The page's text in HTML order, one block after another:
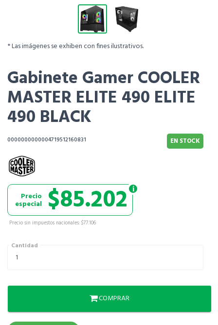
* Las imágenes se exhiben con fines ilustrativos.
Gabinete Gamer COOLER
MASTER ELITE 490 ELITE
490 BLACK
0000000000004719512160831 EN STOCK
$85.202
Precio
especial
Precio sin impuestos nacionales: $77.106
Cantidad
COMPRAR